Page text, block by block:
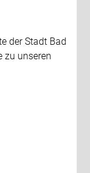
der Stadt Bad
zu unseren